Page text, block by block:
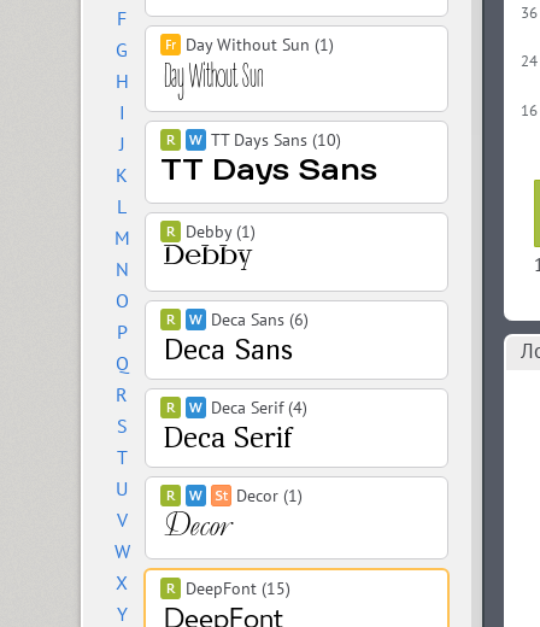
F
G
H
I
J
K
L
M
N
O
P
Q
R
S
T
U
V
W
X
Y
Day Without Sun (1)
TT Days Sans (10)
Debby (1)
Deca Sans (6)
Deca Serif (4)
Decor (1)
DeepFont (15)